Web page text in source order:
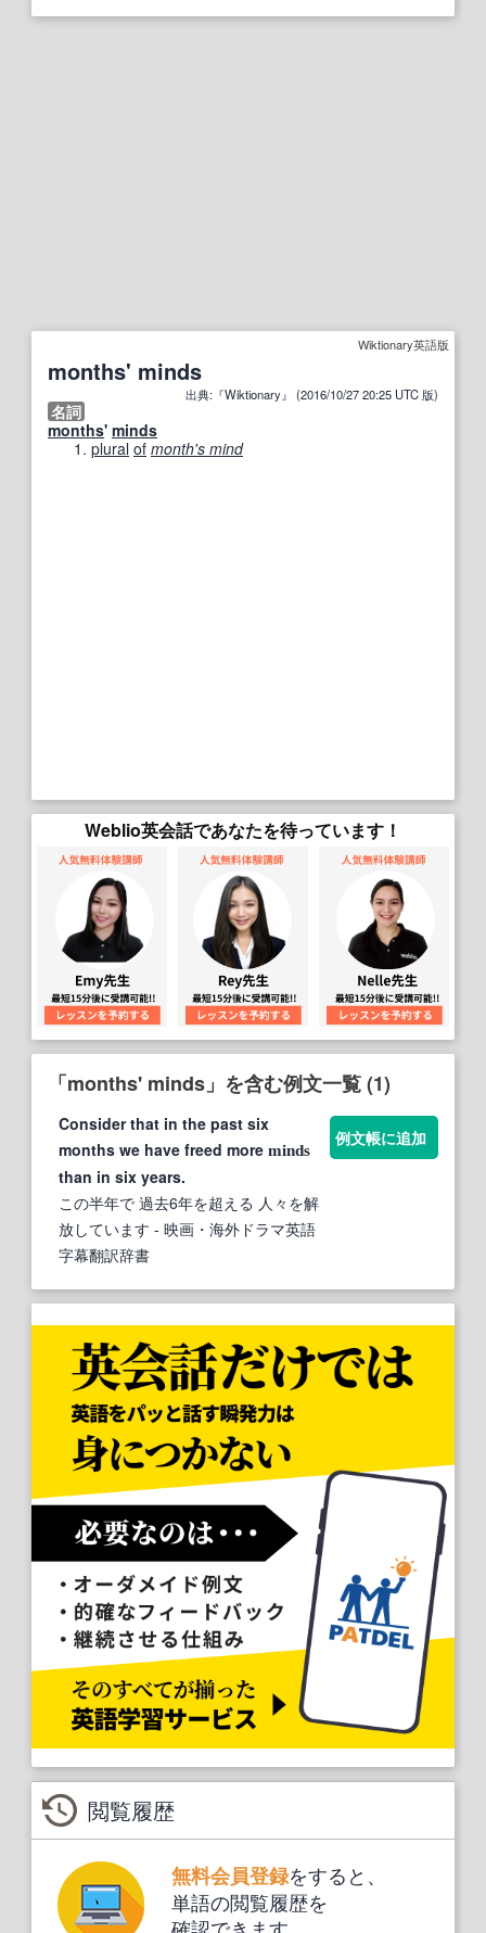
Wiktionary英語版
months' minds
出典:『Wiktionary』 (2016/10/27 20:25 UTC 版)
名詞
months' minds
plural of month's mind
Weblio英会話であなたを待っています！
「months' minds」を含む例文一覧 (1)
Consider that in the past six
months we have freed more minds
than in six years.
この半年で 過去6年を超える 人々を解
放しています - 映画・海外ドラマ英語
字幕翻訳辞書
例文帳に追加
閲覧履歴
無料会員登録をすると、
単語の閲覧履歴を
確認できます。